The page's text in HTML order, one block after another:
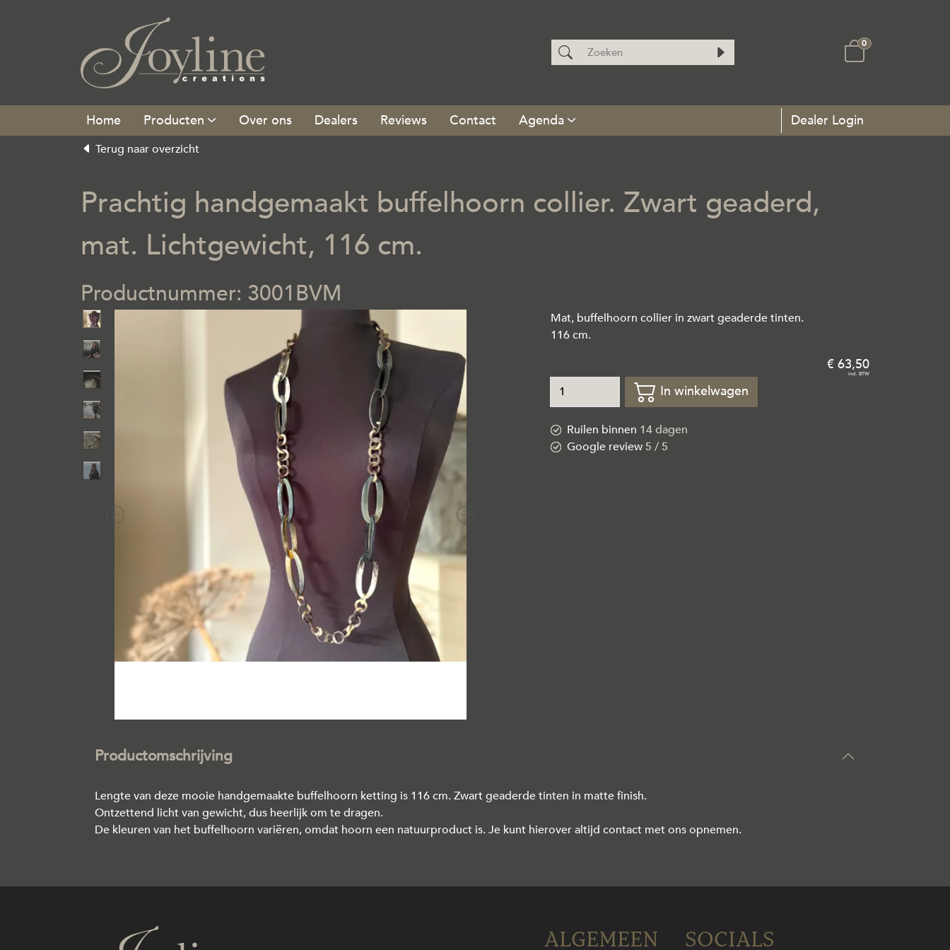
0
Producten Over ons Dealers Reviews Contact Agenda Dealer Login
Terug naar overzicht
Prachtig handgemaakt buffelhoorn collier. Zwart geaderd,
mat. Lichtgewicht, 116 cm.
Previous Next
Mat, buffelhoorn collier in zwart geaderde tinten.
116 cm.
63,50
In winkelwagen
Ruilen binnen 14 dagen
Google review5 / 5
Productomschrijving
Lengte van deze mooie handgemaakte buffelhoorn ketting is 116 cm. Zwart geaderde tinten in matte finish.
Ontzettend licht van gewicht, dus heerlijk om te dragen.
De kleuren van het buffelhoorn variëren, omdat hoorn een natuurproduct is. Je kunt hierover altijd contact met ons opnemen.
ALGEMEEN SOCIALS